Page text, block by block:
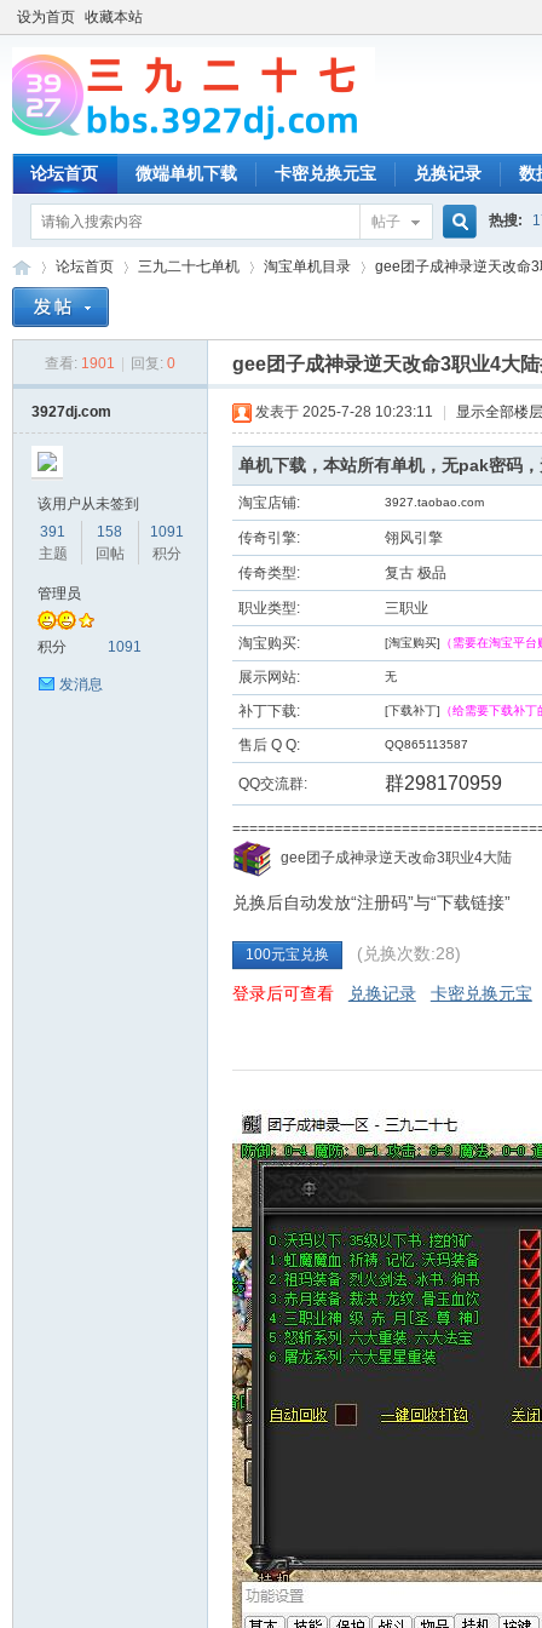
设为首页 收藏本站
论坛首页 微端单机下载 卡密兑换元宝 兑换记录 数
帖子
搜
索
热搜:
论坛首页
›
三九二十七单机
›
淘宝单机目录
›
gee团子成神录逆天改命
查看: 1901 回复: 0 gee团子成神录逆天改命3职业4大
3927dj.com
该用户从未签到
391
主题
158
回帖
1091
积分
管理员
积分 1091
发消息
发表于 2025-7-28 10:23:11 显示全部楼层
单机下载，本站所有单机，无pak密码
淘宝店铺: 3927.taobao.com
传奇引擎: 翎风引擎
传奇类型: 复古 极品
职业类型: 三职业
淘宝购买: [淘宝购买] （需要在淘宝平
展示网站: 无
补丁下载: [下载补丁] （给需要下载补
售后 Q Q: QQ865113587
QQ交流群: 群298170959
gee团子成神录逆天改命3职业4大陆
兑换后自动发放“注册码”与“下载链接”
100元宝兑换 (兑换次数:28)
登录后可查看 兑换记录 卡密兑换元宝